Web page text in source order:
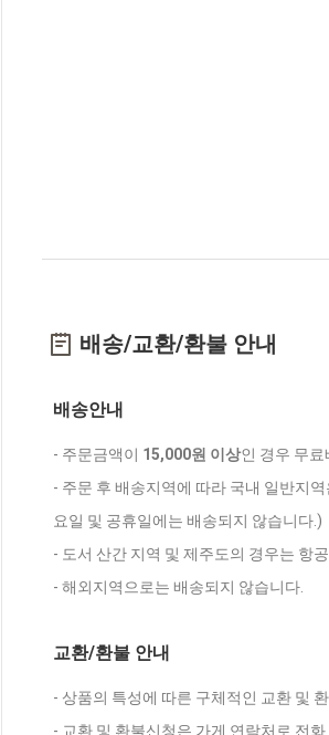
배송/교환/환불 안내
배송안내
- 주문금액이 15,000원 이상인 경우 무
- 주문 후 배송지역에 따라 국내 일반지
요일 및 공휴일에는 배송되지 않습니다.)
- 도서 산간 지역 및 제주도의 경우는 항
- 해외지역으로는 배송되지 않습니다.
교환/환불 안내
- 상품의 특성에 따른 구체적인 교환 및
- 교환 및 환불신청은 가게 연락처로 전